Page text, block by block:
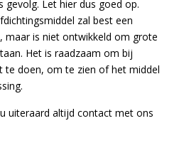
gevolg. Let hier dus goed op.
zal best een
maar is niet ontwikkeld om grote
Het is raadzaam om bij
te doen, om te zien of het middel
uiteraard altijd contact met ons